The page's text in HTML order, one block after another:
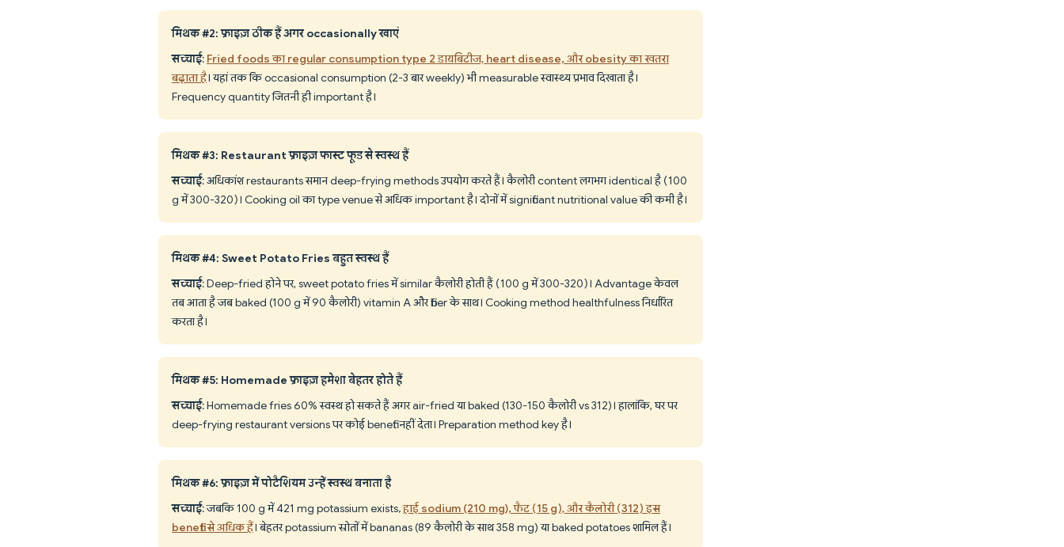
मिथक #2: फ्राइज़ ठीक हैं अगर occasionally खाएं
सच्चाई: Fried foods का regular consumption type 2 डायबिटीज, heart disease, और obesity का खतरा
बढ़ाता है। यहां तक ​​कि occasional consumption (2-3 बार weekly) भी measurable स्वास्थ्य प्रभाव दिखाता है।
Frequency quantity जितनी ही important है।
मिथक #3: Restaurant फ्राइज़ फास्ट फूड से स्वस्थ हैं
सच्चाई: अधिकांश restaurants समान deep-frying methods उपयोग करते हैं। कैलोरी content लगभग identical है (100
g में 300-320)। Cooking oil का type venue से अधिक important है। दोनों में significant nutritional value की कमी है।
मिथक #4: Sweet Potato Fries बहुत स्वस्थ हैं
सच्चाई: Deep-fried होने पर, sweet potato fries में similar कैलोरी होती हैं (100 g में 300-320)। Advantage केवल
तब आता है जब baked (100 g में 90 कैलोरी) vitamin A और fiber के साथ। Cooking method healthfulness निर्धारित
करता है।
मिथक #5: Homemade फ्राइज़ हमेशा बेहतर होते हैं
सच्चाई: Homemade fries 60% स्वस्थ हो सकते हैं अगर air-fried या baked (130-150 कैलोरी vs 312)। हालांकि, घर पर
deep-frying restaurant versions पर कोई benefit नहीं देता। Preparation method key है।
मिथक #6: फ्राइज़ में पोटैशियम उन्हें स्वस्थ बनाता है
सच्चाई: जबकि 100 g में 421 mg potassium exists,हाई sodium (210 mg), फैट (15 g), और कैलोरी (312) इस
benefit से अधिक हैं। बेहतर potassium स्रोतों में bananas (89 कैलोरी के साथ 358 mg) या baked potatoes शामिल हैं।